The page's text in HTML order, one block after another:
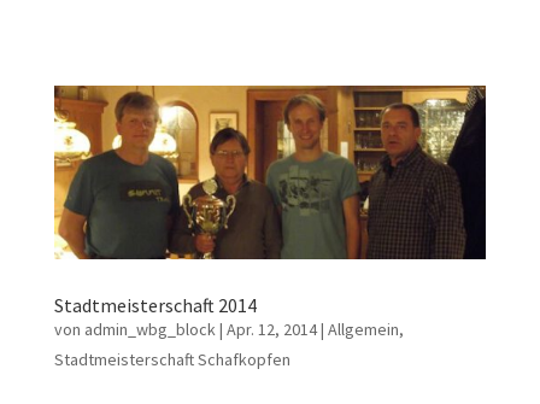
Stadtmeisterschaft 2014
von admin_wbg_block| Apr. 12, 2014| Allgemein,
Stadtmeisterschaft Schafkopfen